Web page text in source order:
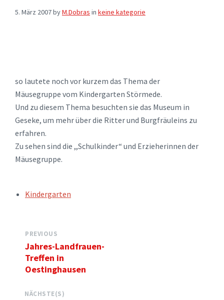
5. März 2007byM.Dobras in keine kategorie
so lautete noch vor kurzem das Thema der
Mäusegruppe vom Kindergarten Störmede.
Und zu diesem Thema besuchten sie das Museum in
Geseke, um mehr über die Ritter und Burgfräuleins zu
erfahren.
Zu sehen sind die ,,Schulkinder“ und Erzieherinnen der
Mäusegruppe.
TAGS:Kindergarten
PREVIOUS
Jahres-Landfrauen-
Treffen in
Oestinghausen
NÄCHSTE(S)